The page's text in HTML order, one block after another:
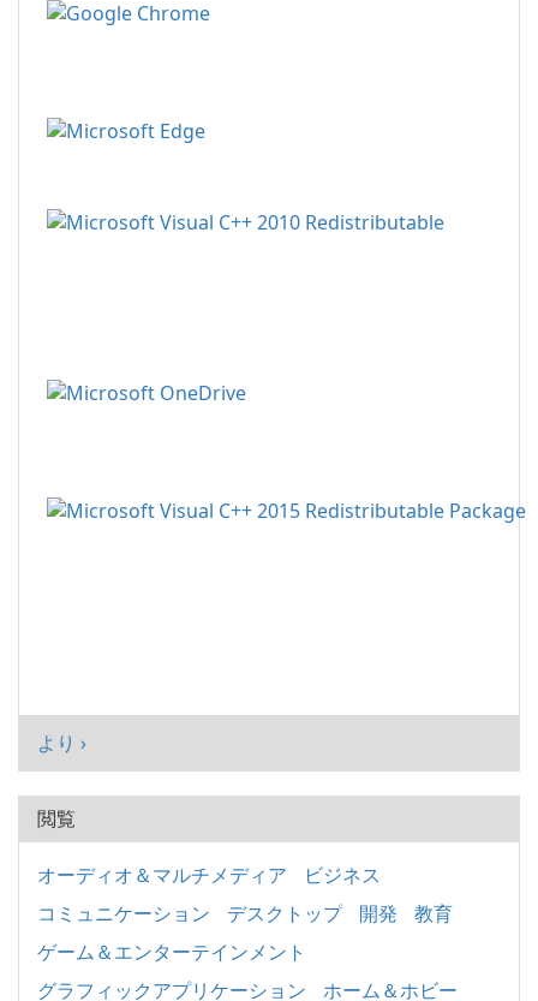
より ›
閲覧
オーディオ＆マルチメディア
ビジネス
コミュニケーション
デスクトップ 開発
教育
ゲーム＆エンターテインメント
グラフィックアプリケーション
ホーム＆ホビー